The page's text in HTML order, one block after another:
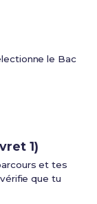
le Bac
1)
et tes
que tu